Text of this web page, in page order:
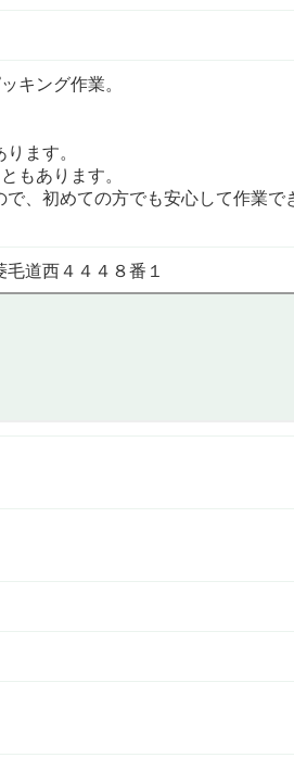
キング作業。
ます。
もあります。
、初めての方でも安心して作業で
道西４４４８番１